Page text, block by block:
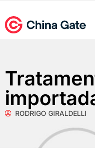
RODRIGO GIRALDELLI